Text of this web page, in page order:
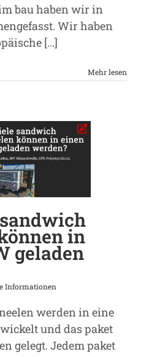
bau haben wir in
Wir haben
[...]
Mehr lesen
in
geladen
Informationen
werden in eine
und das paket
gelegt. Jedem paket